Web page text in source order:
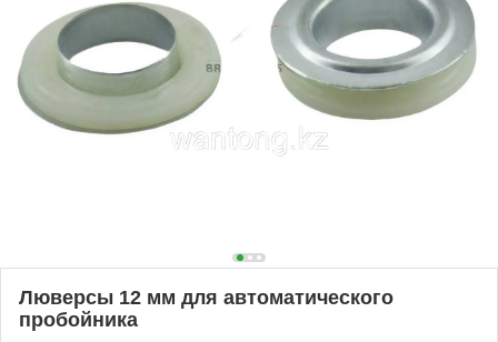
Люверсы 12 мм для автоматического
пробойника